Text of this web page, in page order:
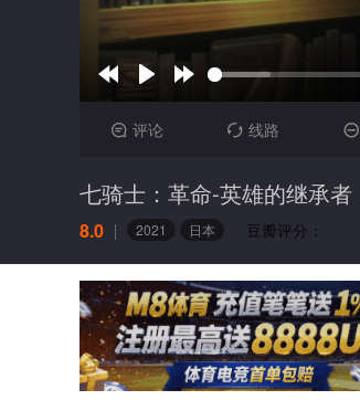
 评论  线路 
七骑士：革命-英雄的继承者
8.0 豆瓣评分：
2021 日本